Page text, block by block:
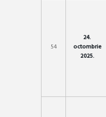
54
24.
octombrie
2025.